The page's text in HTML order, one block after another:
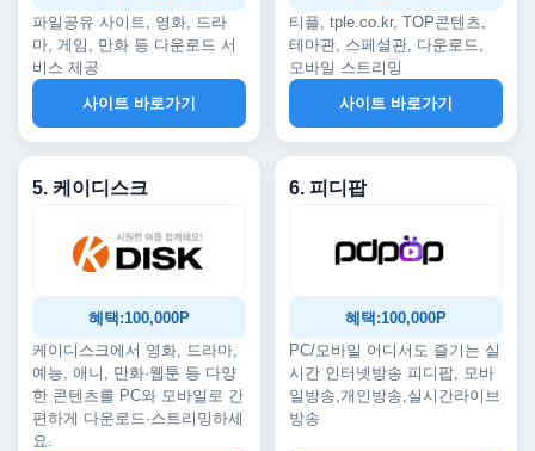
파일공유 사이트, 영화, 드라
마, 게임, 만화 등 다운로드 서
비스 제공
사이트 바로가기
티플, tple.co.kr, TOP콘텐츠,
테마관, 스페셜관, 다운로드,
모바일 스트리밍
사이트 바로가기
5. 케이디스크
혜택:100,000P
케이디스크에서 영화, 드라마,
예능, 애니, 만화·웹툰 등 다양
한 콘텐츠를 PC와 모바일로 간
편하게 다운로드·스트리밍하세
요.
6. 피디팝
혜택:100,000P
PC/모바일 어디서도 즐기는 실
시간 인터넷방송 피디팝, 모바
일방송,개인방송,실시간라이브
방송